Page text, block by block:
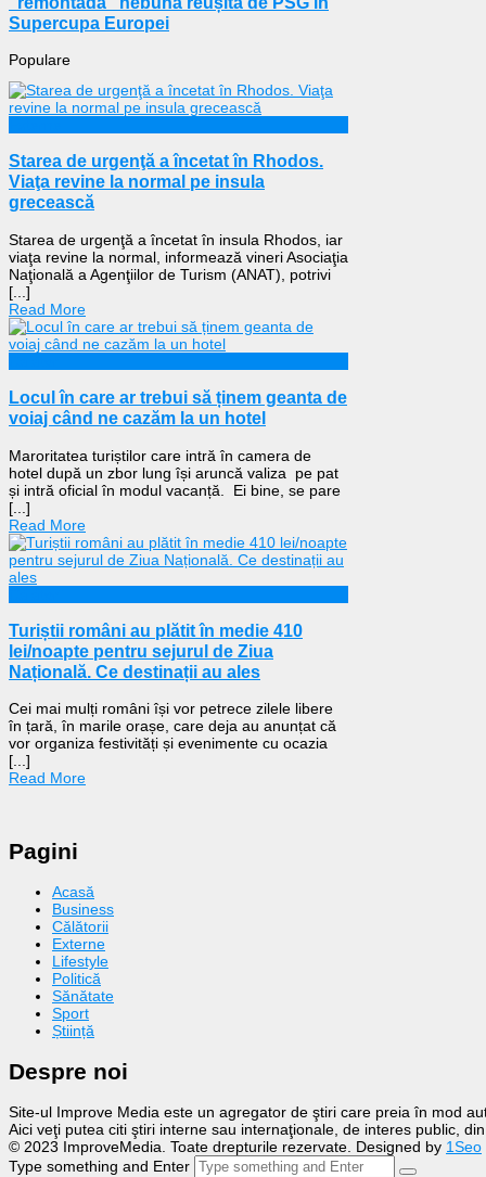
Supercupa Europei
Populare
Starea de urgenţă a încetat în Rhodos.
Viaţa revine la normal pe insula
grecească
Starea de urgenţă a încetat în insula Rhodos, iar
viaţa revine la normal, informează vineri Asociaţia
Naţională a Agenţiilor de Turism (ANAT), potrivi
[...]
Read More
Locul în care ar trebui să ținem geanta de
voiaj când ne cazăm la un hotel
Maroritatea turiștilor care intră în camera de
hotel după un zbor lung își aruncă valiza pe pat
și intră oficial în modul vacanță. Ei bine, se pare
[...]
Read More
Turiștii români au plătit în medie 410
lei/noapte pentru sejurul de Ziua
Națională. Ce destinații au ales
Cei mai mulți români își vor petrece zilele libere
în țară, în marile orașe, care deja au anunțat că
vor organiza festivități și evenimente cu ocazia
[...]
Read More
Pagini
Acasă
Business
Călătorii
Externe
Lifestyle
Politică
Sănătate
Sport
Știință
Despre noi
Site-ul Improve Media este un agregator de ştiri care preia în mod
Aici veţi putea citi ştiri interne sau internaţionale, de interes public,
© 2023 ImproveMedia. Toate drepturile rezervate. Designed by 1Seo
Type something and Enter